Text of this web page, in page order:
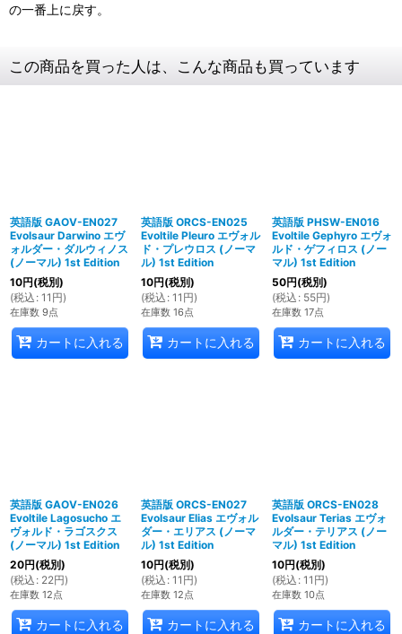
の一番上に戻す。
この商品を買った人は、こんな商品も買っています
英語版 GAOV-EN027
Evolsaur Darwino エヴ
ォルダー・ダルウィノス
(ノーマル) 1st Edition
10円(税別)
(税込 : 11 円)
在庫数 9点
カートに入れる
英語版 ORCS-EN025
Evoltile Pleuro エヴォル
ド・プレウロス (ノーマ
ル) 1st Edition
10円(税別)
(税込 : 11 円)
在庫数 16点
カートに入れる
英語版 PHSW-EN016
Evoltile Gephyro エヴォ
ルド・ゲフィロス (ノー
マル) 1st Edition
50円(税別)
(税込 : 55円)
在庫数 17点
カートに入れる
英語版 GAOV-EN026
Evoltile Lagosucho エ
ヴォルド・ラゴスクス
(ノーマル) 1st Edition
20円(税別)
(税込 : 22円)
在庫数 12点
カートに入れる
英語版 ORCS-EN027
Evolsaur Elias エヴォル
ダー・エリアス (ノーマ
ル) 1st Edition
10円(税別)
(税込 : 11 円)
在庫数 12点
カートに入れる
英語版 ORCS-EN028
Evolsaur Terias エヴォ
ルダー・テリアス (ノー
マル) 1st Edition
10円(税別)
(税込 : 11 円)
在庫数 10点
カートに入れる